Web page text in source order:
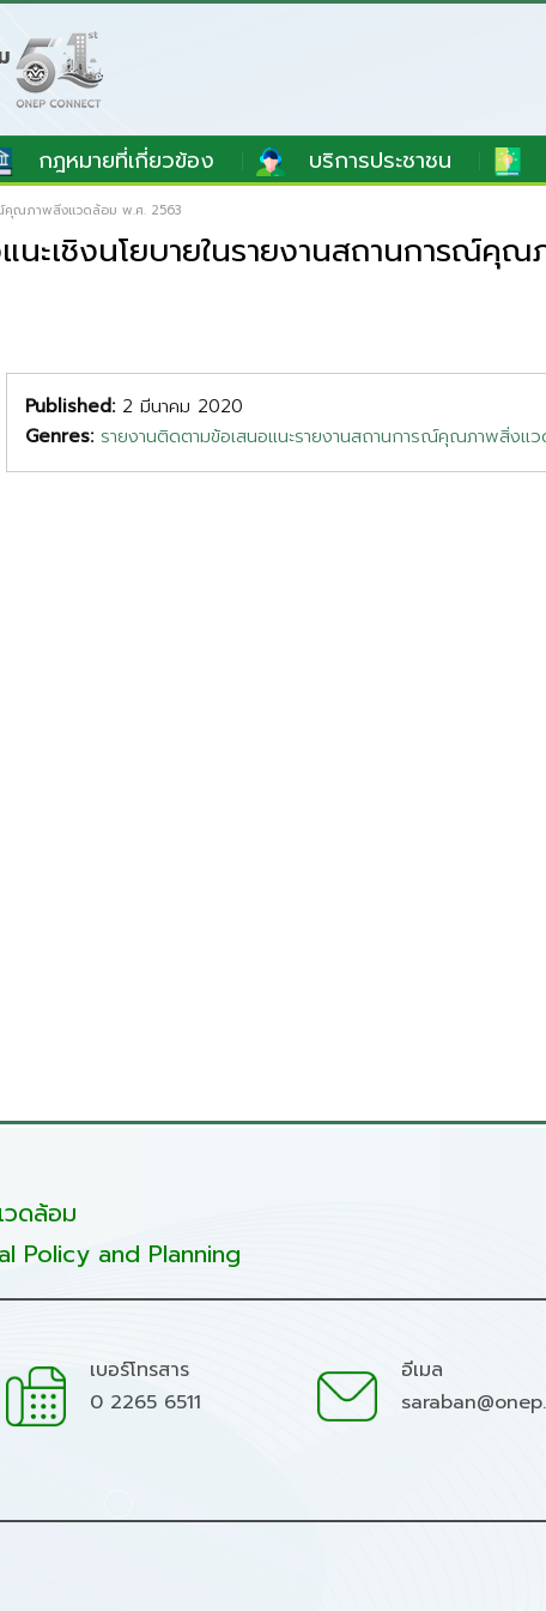
กฎหมายที่เกี่ยวข้อง บริการประชาชน
ณ์คุณภาพสิ่งแวดล้อม พ.ศ. 2563
นะเชิงนโยบายในรายงานสถานการณ์
Published: 2 มีนาคม 2020
Genres: รายงานติดตามข้อเสนอแนะรายงานสถานการณ์คุณภาพสิ่งแ
วดล้อม
Policy and Planning
เบอร์โทรสาร
0 2265 6511
อีเมล